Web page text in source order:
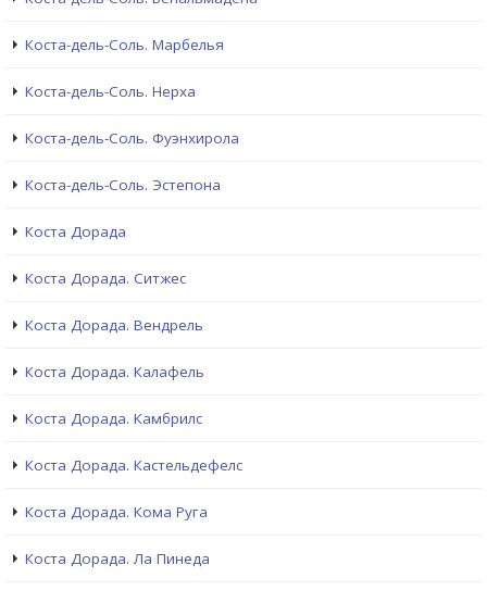
Коста-дель-Соль. Марбелья
Коста-дель-Соль. Нерха
Коста-дель-Соль. Фуэнхирола
Коста-дель-Соль. Эстепона
Коста Дорада
Коста Дорада. Ситжес
Коста Дорада. Вендрель
Коста Дорада. Калафель
Коста Дорада. Камбрилс
Коста Дорада. Кастельдефелс
Коста Дорада. Кома Руга
Коста Дорада. Ла Пинеда